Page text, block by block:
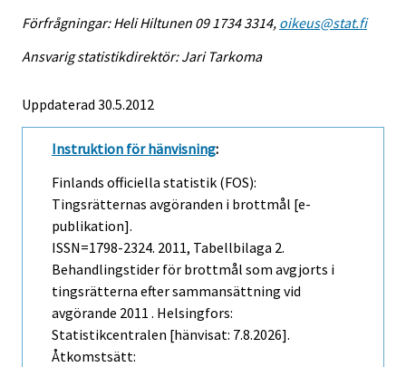
Förfrågningar: Heli Hiltunen 09 1734 3314, oikeus@stat.fi
Ansvarig statistikdirektör: Jari Tarkoma
Uppdaterad 30.5.2012
Instruktion för hänvisning:
Finlands officiella statistik (FOS):
Tingsrätternas avgöranden i brottmål [e-
publikation].
ISSN=1798-2324. 2011, Tabellbilaga 2.
Behandlingstider för brottmål som avgjorts i
tingsrätterna efter sammansättning vid
avgörande 2011 . Helsingfors:
Statistikcentralen [hänvisat: 7.8.2026].
Åtkomstsätt: